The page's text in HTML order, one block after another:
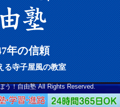
年の信頼
る寺子屋風の教室
う！自由塾 All Rights Reserved.